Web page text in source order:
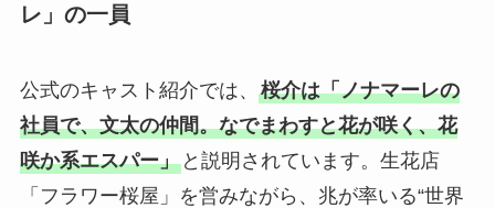
レ」の一員
公式のキャスト紹介では、 桜介は「ノナマーレの
社員で、文太の仲間。なでまわすと花が咲く、花
咲か系エスパー」と説明されています。生花店
「フラワー桜屋」を営みながら、兆が率いる“世界